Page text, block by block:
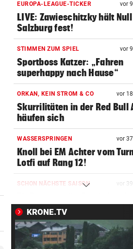
EUROPA-LEAGUE-TICKER vor
LIVE: Zawieschitzky hält
Salzburg fest!
STIMMEN ZUM SPIEL vor
Sportboss Katzer: „Fahren
superhappy nach Hause“
ORKAN, KEIN STROM & CO vor
Skurrilitäten in der Red Bull
häufen sich
WASSERSPRINGEN vor
Knoll bei EM Achter vom
Lotfi auf Rang 12!
SCHON NÄCHSTE SAISON vor
Sprintrennen geben
FREISPRÜCHE REGEN AUF vor
Katzentöter-Anwalt: „Nie so
KRONE.TV